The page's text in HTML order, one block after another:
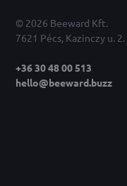
© 2026 Beeward Kft.
7621 Pécs, Kazinczy u. 2.
+36 30 48 00 513
hello@beeward.buzz